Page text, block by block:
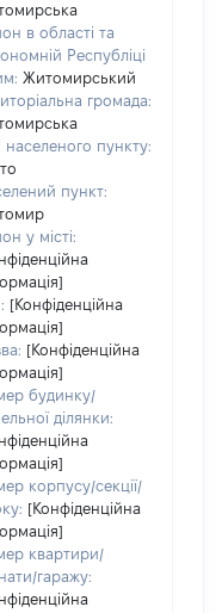
в області та
Республіці
Житомирський
громада:
населеного пункту:
пункт:
у місті:
[Конфіденційна
[Конфіденційна
будинку/
ділянки:
корпусу/секції/
[Конфіденційна
квартири/
гаражу: